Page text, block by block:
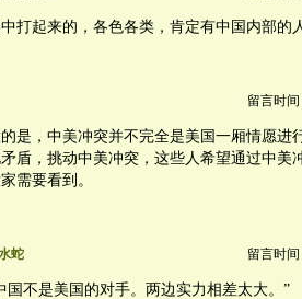
打起来的，各色各类，肯定有中国内部的
留言时间
是，中美冲突并不完全是美国一厢情愿进
盾，挑动中美冲突，这些人希望通过中美
需要看到。
蛇 留言时间
国不是美国的对手。两边实力相差太大。”